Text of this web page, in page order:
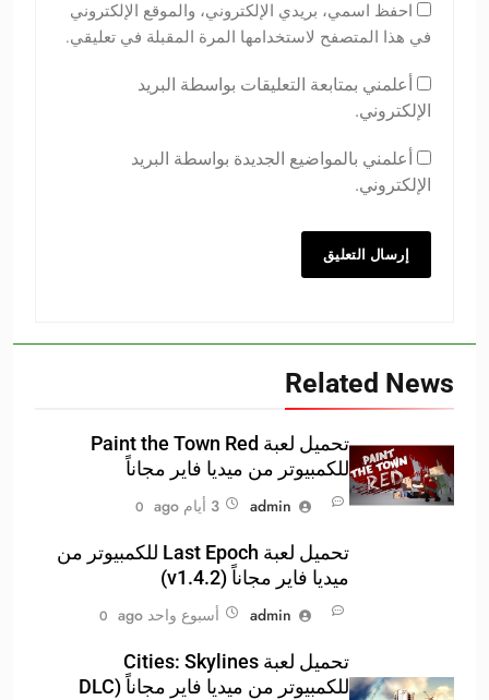
احفظ اسمي، بريدي الإلكتروني، والموقع الإلكتروني
في هذا المتصفح لاستخدامها المرة المقبلة في تعليقي.
أعلمني بمتابعة التعليقات بواسطة البريد
الإلكتروني.
أعلمني بالمواضيع الجديدة بواسطة البريد
الإلكتروني.
Related News
تحميل لعبة Paint the Town Red
للكمبيوتر من ميديا فاير مجاناً
admin
3 أيام ago 0
تحميل لعبة Last Epoch للكمبيوتر من
ميديا فاير مجاناً (v1.4.2)
admin
أسبوع واحد ago 0
تحميل لعبة Cities: Skylines
للكمبيوتر من ميديا فاير مجاناً (DLC